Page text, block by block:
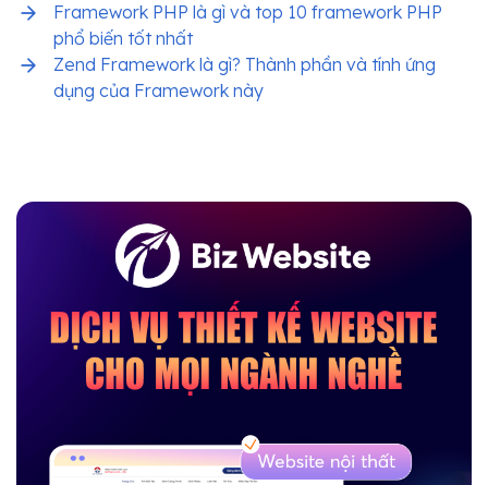
Framework PHP là gì và top 10 framework PHP
phổ biến tốt nhất
Zend Framework là gì? Thành phần và tính ứng
dụng của Framework này